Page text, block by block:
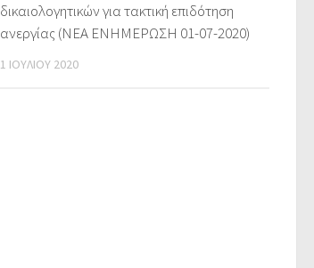
δικαιολογητικών για τακτική επιδότηση
ανεργίας (ΝΕΑ ΕΝΗΜΕΡΩΣΗ 01-07-2020)
1 ΙΟΥΛΊΟΥ 2020